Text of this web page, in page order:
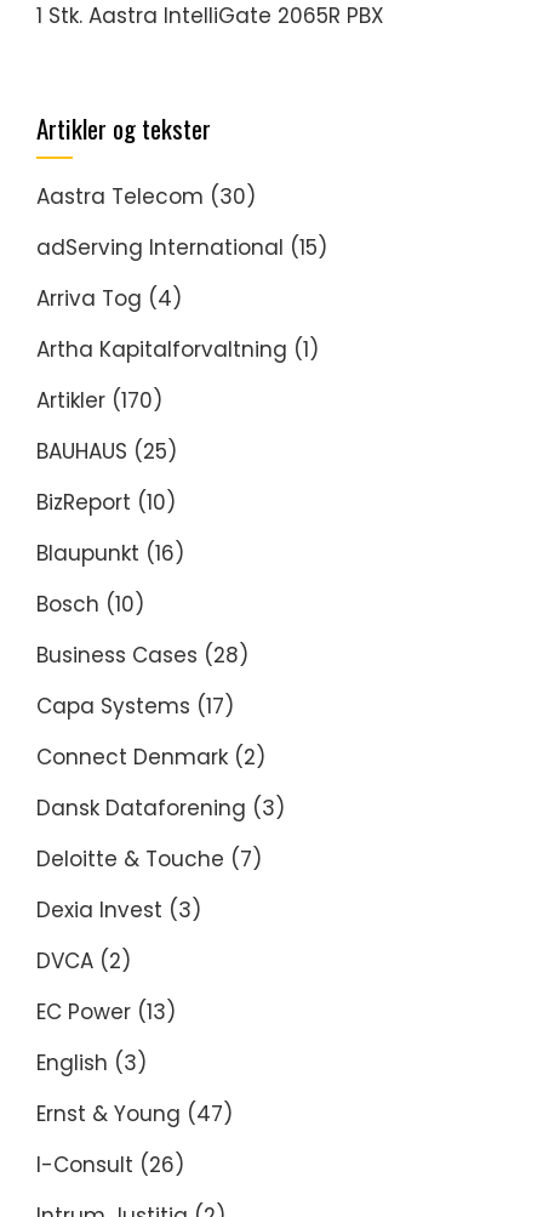
1 Stk. Aastra IntelliGate 2065R PBX
Artikler og tekster
Aastra Telecom (30)
adServing International (15)
Arriva Tog (4)
Artha Kapitalforvaltning (1)
Artikler (170)
BAUHAUS (25)
BizReport (10)
Blaupunkt (16)
Bosch (10)
Business Cases (28)
Capa Systems (17)
Connect Denmark (2)
Dansk Dataforening (3)
Deloitte & Touche (7)
Dexia Invest (3)
DVCA (2)
EC Power (13)
English (3)
Ernst & Young (47)
I-Consult (26)